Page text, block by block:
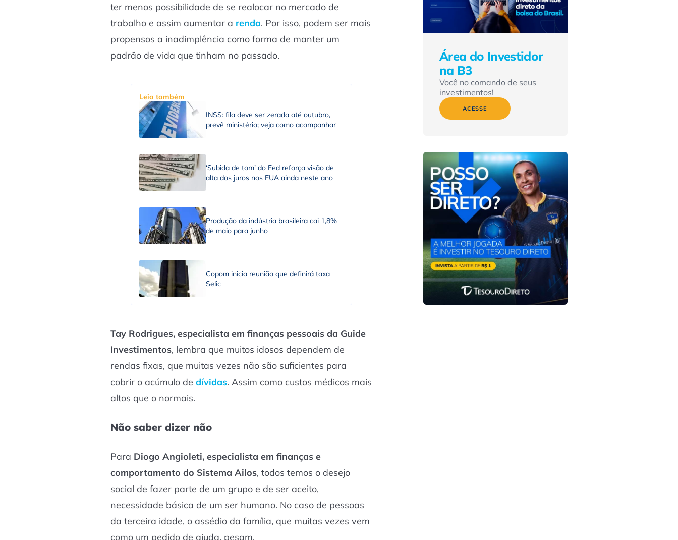
ter menos possibilidade de se realocar no mercado de
trabalho e assim aumentar a renda. Por isso, podem ser mais
propensos a inadimplência como forma de manter um
padrão de vida que tinham no passado.
Leia também
INSS: fila deve ser zerada até outubro,
prevê ministério; veja como acompanhar
‘Subida de tom’ do Fed reforça visão de
alta dos juros nos EUA ainda neste ano
Produção da indústria brasileira cai 1,8%
de maio para junho
Copom inicia reunião que definirá taxa
Selic
Tay Rodrigues, especialista em finanças pessoais da Guide
Investimentos, lembra que muitos idosos dependem de
rendas fixas, que muitas vezes não são suficientes para
cobrir o acúmulo de dívidas. Assim como custos médicos mais
altos que o normais.
Não saber dizer não
Para Diogo Angioleti, especialista em finanças e
comportamento do Sistema Ailos, todos temos o desejo
social de fazer parte de um grupo e de ser aceito,
necessidade básica de um ser humano. No caso de pessoas
da terceira idade, o assédio da família, que muitas vezes vem
como um pedido de ajuda, pesam.
Área do Investidor
na B3
Você no comando de seus
investimentos!
ACESSE